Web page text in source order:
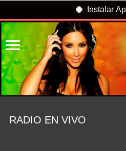
Instalar
RADIO EN VIVO